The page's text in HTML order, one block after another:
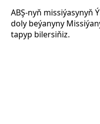
ABŞ-nyň missiýasynyň
doly beýanyny
tapyp bilersiňiz.